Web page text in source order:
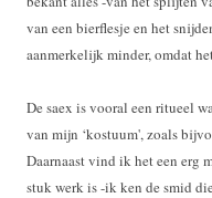
van een bierflesje en het
aanmerkelijk minder, omdat
De saex is vooral een ritueel
van mijn ‘kostuum', zoals
Daarnaast vind ik het een erg
stuk werk is -ik ken de smid